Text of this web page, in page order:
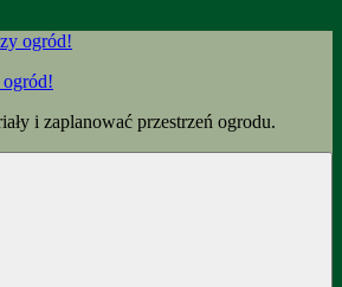
i zaplanować przestrzeń ogrodu.